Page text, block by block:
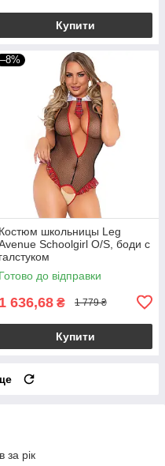
Купити
–8%
Костюм школьницы Leg
Schoolgirl O/S, боди с
галстуком
Готово до відправки
1 636,68 ₴ 1 779 ₴
Купити
за рік